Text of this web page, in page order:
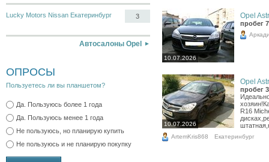
Lucky Motors Nissan Екатеринбург 3
Автосалоны Opel
ОПРОСЫ
Пользуетесь ли вы планшетом?
Да. Пользуюсь более 1 года
Да. Пользуюсь менее 1 года
Не пользуюсь, но планирую купить
Не пользуюсь и не планирую покупку
10.07.2026
Opel
пробег
10.07.2026
Opel
пробег
R16
ArtemKris868 Екатеринбург